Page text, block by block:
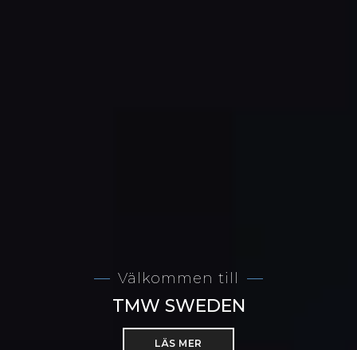
Välkommen till
TMW SWEDEN
LÄS MER